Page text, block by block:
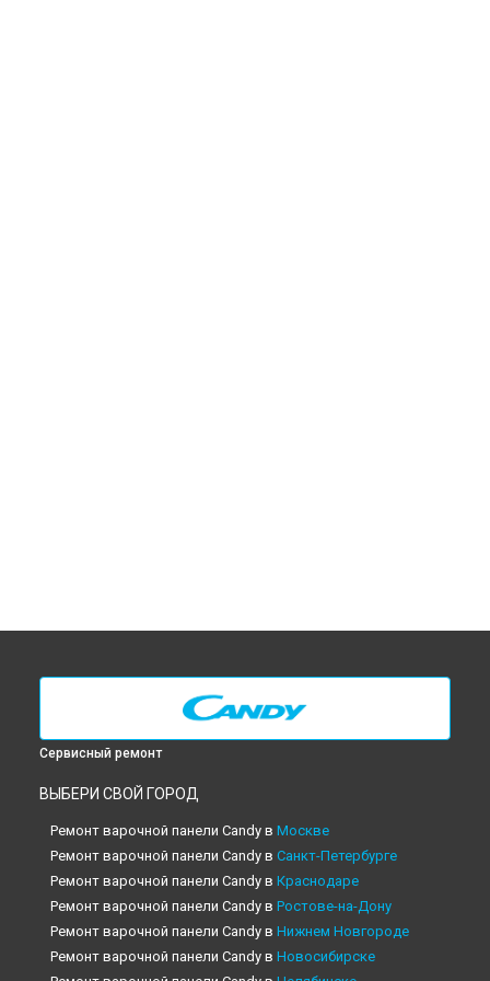
Сервисный ремонт
ВЫБЕРИ СВОЙ ГОРОД
Ремонт варочной панели Candy в Москве
Ремонт варочной панели Candy в Санкт-Петербурге
Ремонт варочной панели Candy в Краснодаре
Ремонт варочной панели Candy в Ростове-на-Дону
Ремонт варочной панели Candy в Нижнем Новгороде
Ремонт варочной панели Candy в Новосибирске